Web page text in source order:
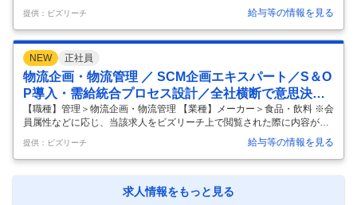
あります ■業務内容 『米粉パン』の営業担当として、大手流通業の卸業
者や小売企業に対しての新商品、既存品の提案、売場提案などの営業活
動を行っていただきます。小麦アレルギーや健康志向の方にも支持され
ており、スーパー・ドラックストア・自然食品売り場などへの展開を強
化中です。 【具体的な業務内容】 【大手流通先と連動した配荷拡大活動
または新規導入提案】 ①卸業者・バイヤーとの商談、見積・条件交渉、
（※見積書作成、商品登録）、商品説明 ②試食提案・販促企画提案（売
場づくり
提供：ビズリーチ 給与等の情報を見る
NEW 正社員
物流企画・物流管理 ／ SCM企画エキスパート／S＆O
P導入・需給統合プロセス設計／全社横断で意思決定
基盤を構築
【職種】管理＞物流企画・物流管理 【業種】メーカー＞食品・飲料 ※会
員属性などに応じ、当該求人をビズリーチ上で閲覧された際に内容が異
なる場合があります ■募集背景 事業拡大に伴い、需給変動の拡大、SKU
増加、短納期化が進み、需給調整業務の複雑性が高まっています。現在
は、一部で属人的な判断や部門単位での最適化に依存している状況があ
り、販売・生産・在庫を横断した全体最適での意思決定や、迅速な経営
判断に課題があります。 こうした背景から、S&OP（Sales & Operation
提供：ビズリーチ 給与等の情報を見る
求人情報をもっと見る